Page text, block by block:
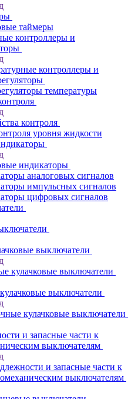
таймеры
контроллеры и
контроллеры и
температуры
контроля
уровня жидкости
индикаторы
аналоговых сигналов
импульсных сигналов
цифровых сигналов
выключатели
кулачковые выключатели
выключатели
кулачковые выключатели
и запасные части к
выключателям
и запасные части к
выключателям